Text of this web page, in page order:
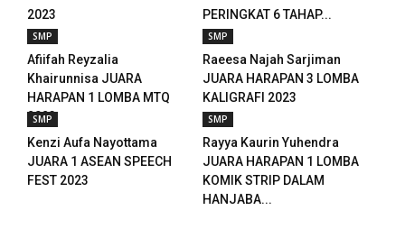
2023
PERINGKAT 6 TAHAP...
SMP
Afiifah Reyzalia
Khairunnisa JUARA
HARAPAN 1 LOMBA MTQ
2023
SMP
Raeesa Najah Sarjiman
JUARA HARAPAN 3 LOMBA
KALIGRAFI 2023
SMP
Kenzi Aufa Nayottama
JUARA 1 ASEAN SPEECH
FEST 2023
SMP
Rayya Kaurin Yuhendra
JUARA HARAPAN 1 LOMBA
KOMIK STRIP DALAM
HANJABA...